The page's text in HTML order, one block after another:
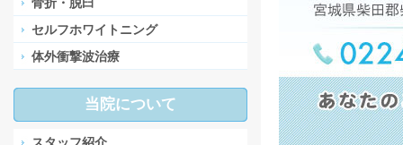
セルフホワイトニング
体外衝撃波治療
当院について